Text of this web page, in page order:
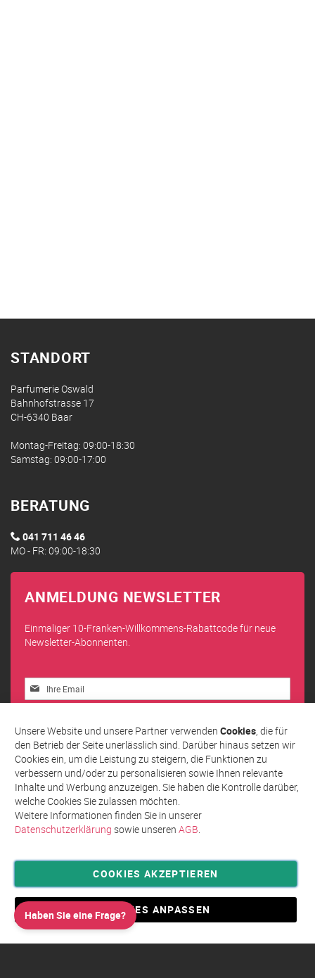
STANDORT
Parfumerie Oswald
Bahnhofstrasse 17
CH-6340 Baar
Montag-Freitag: 09:00-18:30
Samstag: 09:00-17:00
BERATUNG
041 711 46 46
MO - FR: 09:00-18:30
ANMELDUNG NEWSLETTER
Einmaliger 10-Franken-Willkommens-Rabattcode für neue
Newsletter-Abonnenten.
Melden
Sie
unseren
Newsletter
an:
Abonnieren
Privatsphäre und Datenschutz
Allgemeine Geschäftsbedingungen AGB
Impressum
Haben Sie eine Frage?
Unsere Website und unsere Partner verwenden Cookies, die für
den Betrieb der Seite unerlässlich sind. Darüber hinaus setzen wir
Cookies ein, um die Leistung zu steigern, die Funktionen zu
verbessern und/oder zu personalisieren sowie Ihnen relevante
Inhalte und Werbung anzuzeigen. Sie haben die Kontrolle darüber,
welche Cookies Sie zulassen möchten.
Weitere Informationen finden Sie in unserer
Datenschutzerklärung sowie unseren AGB.
COOKIES AKZEPTIEREN
COOKIES ANPASSEN